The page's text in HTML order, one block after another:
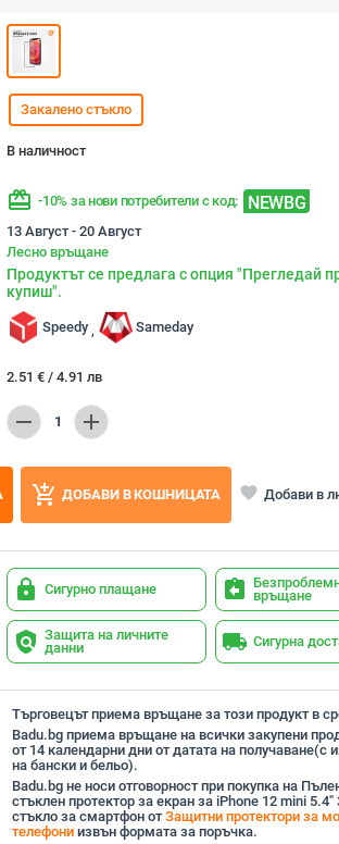
Закалено стъкло
В наличност
redeem -10% за нови потребители с код: NEWBG
13 Август - 20 Август
Лесно връщане
Продуктът се предлага с опция "Прегледай
купиш".
Speedy , Sameday
2.51 € / 4.91 лв
remove 1 add
add_shopping_cart ДОБАВИ В КОШНИЦАТА favorite Добави в
lock Сигурно плащане assignment_return връщане
policy Защита на личните
данни
local_shipping Сигурна
Търговецът приема връщане за този продукт в
Badu.bg приема връщане на всички закупени
от 14 календарни дни от датата на получаване(с
на бански и бельо).
Badu.bg не носи отговорност при покупка на
стъклен протектор за екран за iPhone 12 mini
стъкло за смартфон отЗащитни протектори за
телефониизвън формата за поръчка.